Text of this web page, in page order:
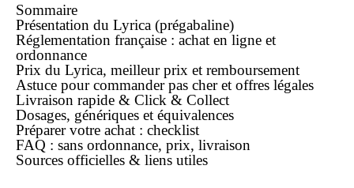
Sommaire
Présentation du Lyrica (prégabaline)
Réglementation française : achat en ligne et
ordonnance
Prix du Lyrica, meilleur prix et remboursement
Astuce pour commander pas cher et offres légales
Livraison rapide & Click & Collect
Dosages, génériques et équivalences
Préparer votre achat : checklist
FAQ : sans ordonnance, prix, livraison
Sources officielles & liens utiles